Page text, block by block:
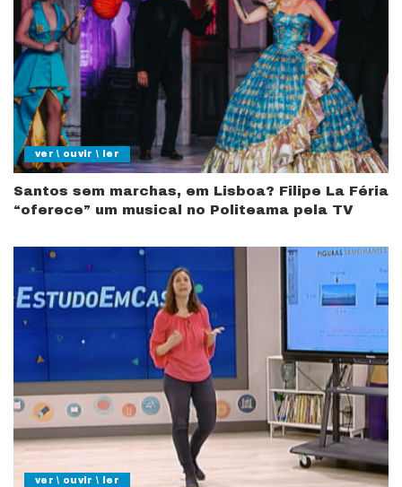
ver \ ouvir \ ler
Santos sem marchas, em Lisboa? Filipe La Féria
“oferece” um musical no Politeama pela TV
ver \ ouvir \ ler